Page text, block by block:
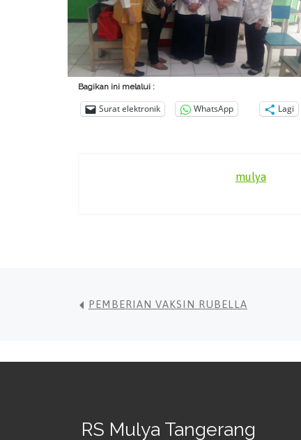
Bagikan ini melalui :
Surat elektronik WhatsApp Lagi
mulya
PEMBERIAN VAKSIN RUBELLA
RS Mulya Tangerang